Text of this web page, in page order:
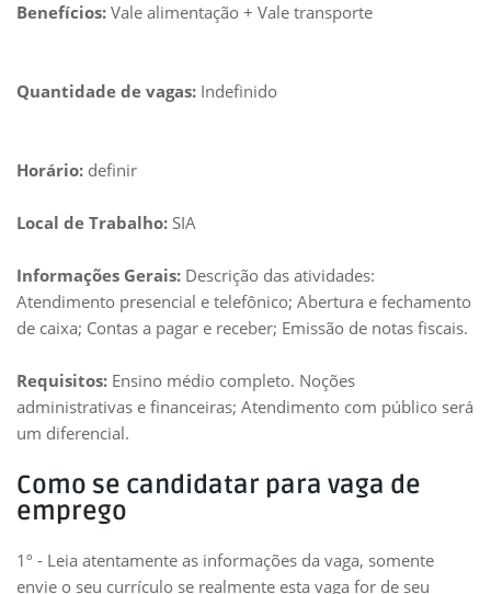
Benefícios: Vale alimentação + Vale transporte
Quantidade de vagas: Indefinido
Horário: definir
Local de Trabalho: SIA
Informações Gerais: Descrição das atividades:
Atendimento presencial e telefônico; Abertura e fechamento
de caixa; Contas a pagar e receber; Emissão de notas fiscais.
Requisitos: Ensino médio completo. Noções
administrativas e financeiras; Atendimento com público será
um diferencial.
Como se candidatar para vaga de
emprego
1º - Leia atentamente as informações da vaga, somente
envie o seu currículo se realmente esta vaga for de seu